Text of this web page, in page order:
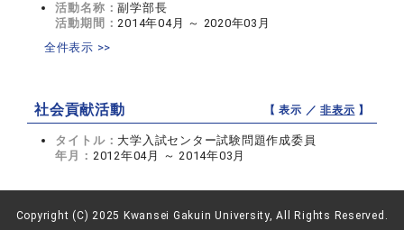
活動名称：副学部長
活動期間：2014年04月 ～ 2020年03月
全件表示 >>
社会貢献活動 【 表示 ／非表示 】
タイトル： 大学入試センター試験問題作成委員
年月： 2012年04月 ～ 2014年03月
Copyright (C) 2025 Kwansei Gakuin University, All Rights Reserved.